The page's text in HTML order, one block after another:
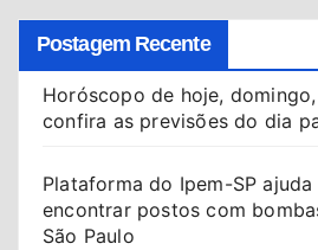
Postagem Recente
Horóscopo de hoje,
confira as previsões do dia
Plataforma do Ipem-SP
encontrar postos com
São Paulo